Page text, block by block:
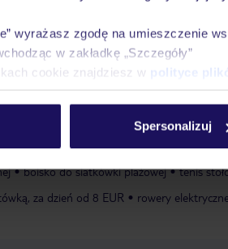
wyrażasz zgodę na umieszczenie
w zakładkę „Szczegóły”
cookie znajdziesz w polityce
Spersonalizuj
od sezonu
4-11 lat, maj - sierpień, w cenie
zewnętrzny, zjeżdżalnia: w cenie,
ręczniki: za opłatą, płatność gotówką
boisko do siatkówki plażowej tenis
za dzień od 8 EUR
rowery